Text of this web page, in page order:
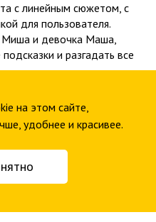
с линейным сюжетом, с
для пользователя.
Миша и девочка Маша,
и разгадать все
документацию, в
на этом сайте,
удобнее и красивее.